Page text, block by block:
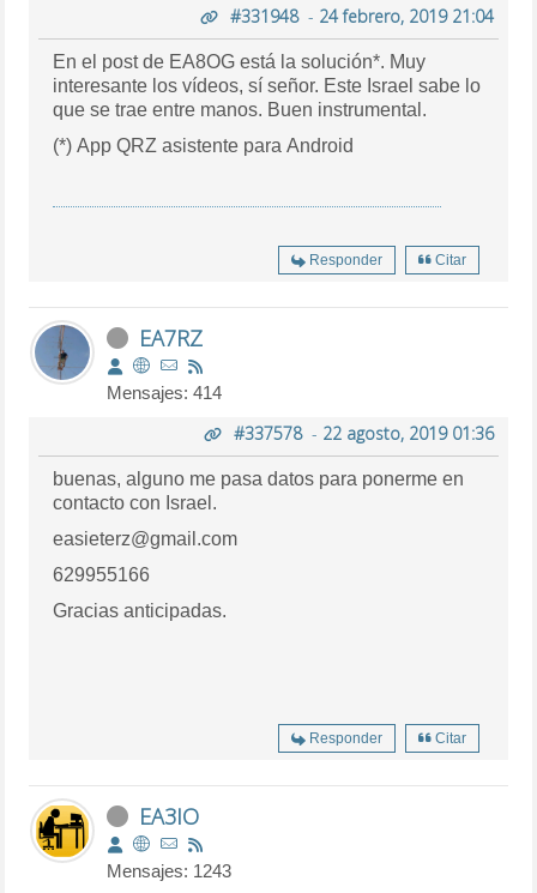
#331948- 24 febrero, 2019 21:04
En el post de EA8OG está la solución*. Muy
interesante los vídeos, sí señor. Este Israel sabe lo
que se trae entre manos. Buen instrumental.
(*) App QRZ asistente para Android
Responder Citar
EA7RZ
Mensajes: 414
#337578- 22 agosto, 2019 01:36
buenas, alguno me pasa datos para ponerme en
contacto con Israel.
easieterz@gmail.com
629955166
Gracias anticipadas.
Responder Citar
EA3IO
Mensajes: 1243